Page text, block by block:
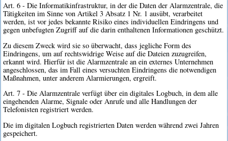
Art. 6 - Die Informatikinfrastruktur, in der die Daten der Alarmzentrale, die
Tätigkeiten im Sinne von Artikel 3 Absatz 1 Nr. 1 ausübt, verarbeitet
werden, ist vor jedes bekannte Risiko eines individuellen Eindringens und
gegen unbefugten Zugriff auf die darin enthaltenen Informationen geschützt.
Zu diesem Zweck wird sie so überwacht, dass jegliche Form des
Eindringens, um auf rechtswidrige Weise auf die Dateien zuzugreifen,
erkannt wird. Hierfür ist die Alarmzentrale an ein externes Unternehmen
angeschlossen, das im Fall eines versuchten Eindringens die notwendigen
Maßnahmen, unter anderem Alarmierungen, ergreift.
Art. 7 - Die Alarmzentrale verfügt über ein digitales Logbuch, in dem alle
eingehenden Alarme, Signale oder Anrufe und alle Handlungen der
Telefonisten registriert werden.
Die im digitalen Logbuch registrierten Daten werden während zwei Jahren
gespeichert.